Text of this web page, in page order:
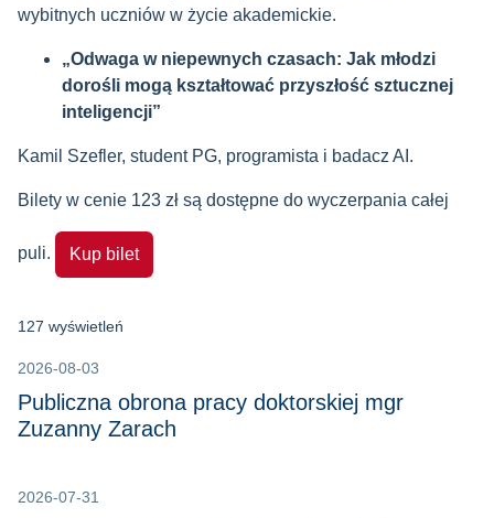
wybitnych uczniów w życie akademickie.
„Odwaga w niepewnych czasach: Jak młodzi
dorośli mogą kształtować przyszłość sztucznej
inteligencji”
Kamil Szefler, student PG, programista i badacz AI.
Bilety w cenie 123 zł są dostępne do wyczerpania całej
puli. Kup bilet
127 wyświetleń
2026-08-03
Publiczna obrona pracy doktorskiej mgr
Zuzanny Zarach
2026-07-31